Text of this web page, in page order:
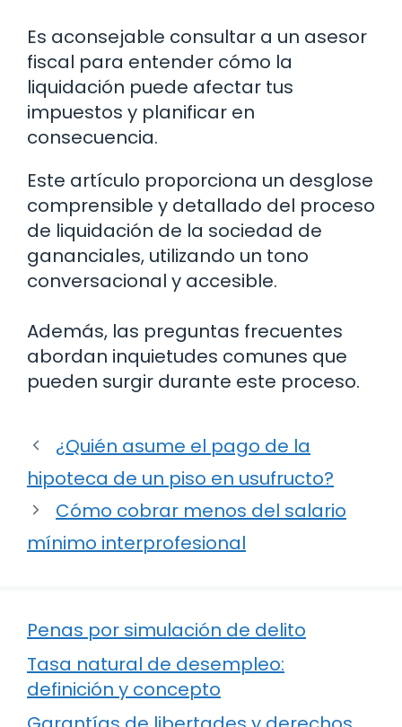
Es aconsejable consultar a un asesor
fiscal para entender cómo la
liquidación puede afectar tus
impuestos y planificar en
consecuencia.
Este artículo proporciona un desglose
comprensible y detallado del proceso
de liquidación de la sociedad de
gananciales, utilizando un tono
conversacional y accesible.
Además, las preguntas frecuentes
abordan inquietudes comunes que
pueden surgir durante este proceso.
¿Quién asume el pago de la
hipoteca de un piso en usufructo?
Cómo cobrar menos del salario
mínimo interprofesional
Penas por simulación de delito
Tasa natural de desempleo:
definición y concepto